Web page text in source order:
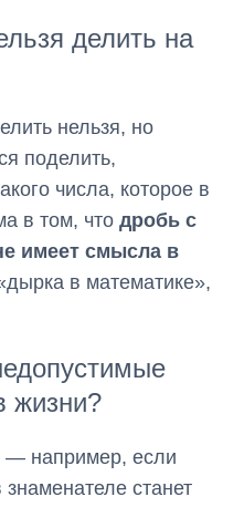
делить на
нельзя, но
поделить,
числа, которое в
в том, что дробь с
имеет смысла в
в математике»,
жизни?
— например, если
станет